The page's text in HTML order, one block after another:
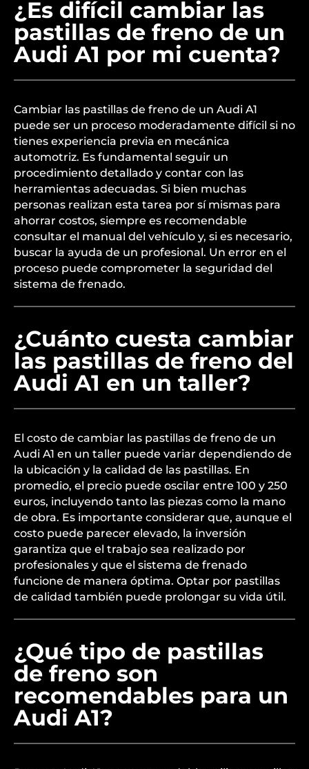
¿Es difícil cambiar las
pastillas de freno de un
Audi A1 por mi cuenta?
Cambiar las pastillas de freno de un Audi A1
puede ser un proceso moderadamente difícil si no
tienes experiencia previa en mecánica
automotriz. Es fundamental seguir un
procedimiento detallado y contar con las
herramientas adecuadas. Si bien muchas
personas realizan esta tarea por sí mismas para
ahorrar costos, siempre es recomendable
consultar el manual del vehículo y, si es necesario,
buscar la ayuda de un profesional. Un error en el
proceso puede comprometer la seguridad del
sistema de frenado.
¿Cuánto cuesta cambiar
las pastillas de freno del
Audi A1 en un taller?
El costo de cambiar las pastillas de freno de un
Audi A1 en un taller puede variar dependiendo de
la ubicación y la calidad de las pastillas. En
promedio, el precio puede oscilar entre 100 y 250
euros, incluyendo tanto las piezas como la mano
de obra. Es importante considerar que, aunque el
costo puede parecer elevado, la inversión
garantiza que el trabajo sea realizado por
profesionales y que el sistema de frenado
funcione de manera óptima. Optar por pastillas
de calidad también puede prolongar su vida útil.
¿Qué tipo de pastillas
de freno son
recomendables para un
Audi A1?